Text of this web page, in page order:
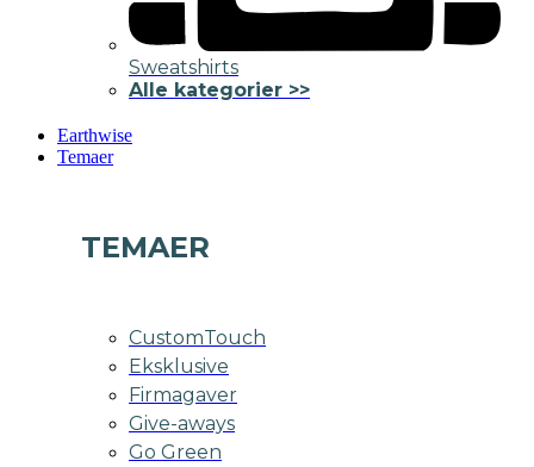
Sweatshirts
Alle kategorier >>
Earthwise
Temaer
TEMAER
CustomTouch
Eksklusive
Firmagaver
Give-aways
Go Green